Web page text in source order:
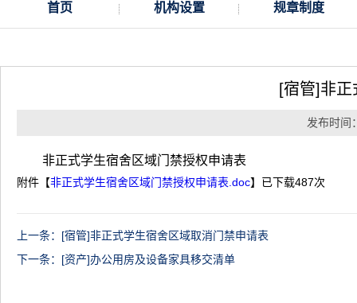
首页 机构设置 规章制度
[宿管]非
发布时间
非正式学生宿舍区域门禁授权申请表
附件【非正式学生宿舍区域门禁授权申请表.doc】已下载487次
上一条： [宿管]非正式学生宿舍区域取消门禁申请表
下一条： [资产]办公用房及设备家具移交清单